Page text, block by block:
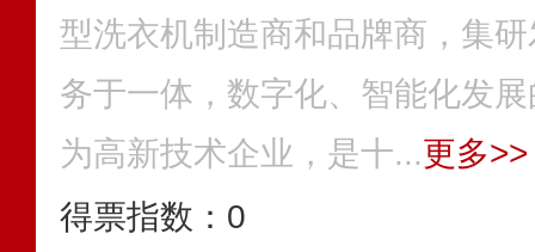
型洗衣机制造商和品牌商，集
务于一体，数字化、智能化发
为高新技术企业，是十...更多>>
得票指数： 0